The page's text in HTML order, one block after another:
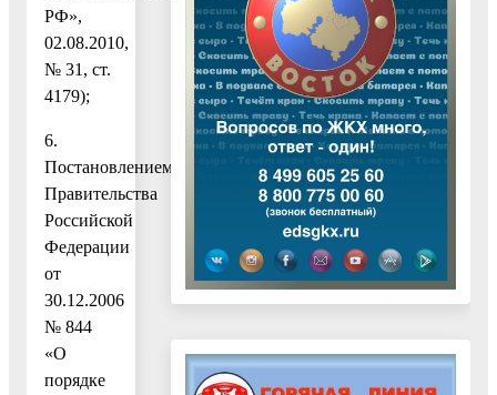
РФ»,
02.08.2010,
№ 31, ст.
4179);
6.
Постановлением
Правительства
Российской
Федерации
от
30.12.2006
№ 844
«О
порядке